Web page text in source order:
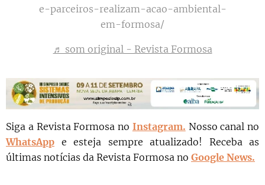
e-parceiros-realizam-acao-ambiental-
em-formosa/
♬ som original - Revista Formosa
Siga a Revista Formosa no Instagram. Nosso canal no
WhatsApp e esteja sempre atualizado! Receba as
últimas notícias da Revista Formosa no Google News.